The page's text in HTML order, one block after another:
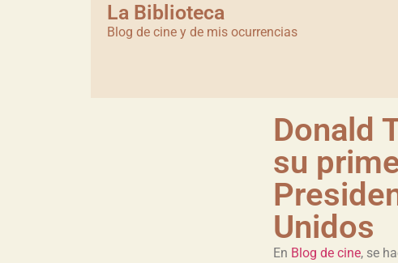
La Biblioteca
Blog de cine y de mis ocurrencias
Donald
su
Unidos
En Blog de cine, se